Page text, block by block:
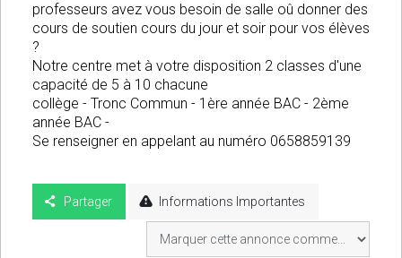
professeurs avez vous besoin de salle oû donner des
cours de soutien cours du jour et soir pour vos élèves
?
Notre centre met à votre disposition 2 classes d'une
capacité de 5 à 10 chacune
collège - Tronc Commun - 1ère année BAC - 2ème
année BAC -
Se renseigner en appelant au numéro 0658859139
Partager Informations Importantes